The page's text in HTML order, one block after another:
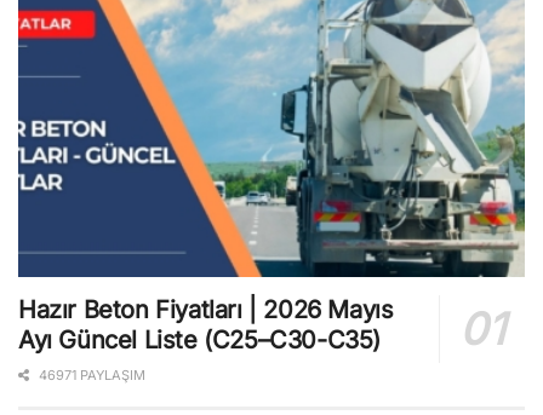
Hazır Beton Fiyatları | 2026 Mayıs
Ayı Güncel Liste (C25–C30-C35)
46971 PAYLAŞIM